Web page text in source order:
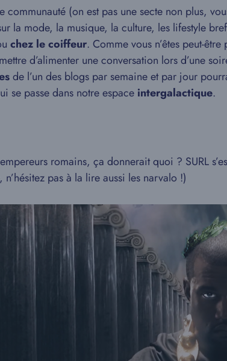
communauté (on est pas une secte non plus,
la mode, la musique, la culture, les lifestyle
chez le coiffeur. Comme vous n’êtes peut-
d’alimenter une conversation lors d’une
de l’un des blogs par semaine et par jour
se passe dans notre espace intergalactique.
romains, ça donnerait quoi ? SURL
pas à la lire aussi les narvalo !)